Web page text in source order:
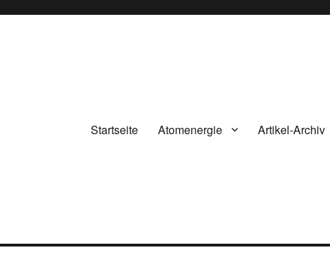
Startseite Atomenergie Artikel-Archiv